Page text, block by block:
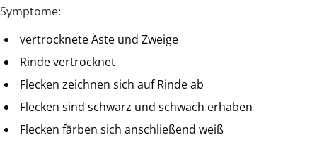
Symptome:
vertrocknete Äste und Zweige
Rinde vertrocknet
Flecken zeichnen sich auf Rinde ab
Flecken sind schwarz und schwach erhaben
Flecken färben sich anschließend weiß